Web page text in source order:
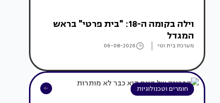
וילה בקומה ה-18: "בית פרטי" בראש
המגדל
מערכת בית ונוי 06-08-2026
חומרים וטכנולוגיות